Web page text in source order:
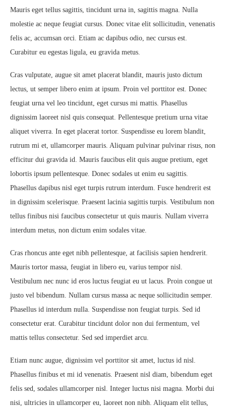
Mauris eget tellus sagittis, tincidunt urna in, sagittis magna. Nulla
molestie ac neque feugiat cursus. Donec vitae elit sollicitudin, venenatis
felis ac, accumsan orci. Etiam ac dapibus odio, nec cursus est.
Curabitur eu egestas ligula, eu gravida metus.
Cras vulputate, augue sit amet placerat blandit, mauris justo dictum
lectus, ut semper libero enim at ipsum. Proin vel porttitor est. Donec
feugiat urna vel leo tincidunt, eget cursus mi mattis. Phasellus
dignissim laoreet nisl quis consequat. Pellentesque pretium urna vitae
aliquet viverra. In eget placerat tortor. Suspendisse eu lorem blandit,
rutrum mi et, ullamcorper mauris. Aliquam pulvinar pulvinar risus, non
efficitur dui gravida id. Mauris faucibus elit quis augue pretium, eget
lobortis ipsum pellentesque. Donec sodales ut enim eu sagittis.
Phasellus dapibus nisl eget turpis rutrum interdum. Fusce hendrerit est
in dignissim scelerisque. Praesent lacinia sagittis turpis. Vestibulum non
tellus finibus nisi faucibus consectetur ut quis mauris. Nullam viverra
interdum metus, non dictum enim sodales vitae.
Cras rhoncus ante eget nibh pellentesque, at facilisis sapien hendrerit.
Mauris tortor massa, feugiat in libero eu, varius tempor nisl.
Vestibulum nec nunc id eros luctus feugiat eu ut lacus. Proin congue ut
justo vel bibendum. Nullam cursus massa ac neque sollicitudin semper.
Phasellus id interdum nulla. Suspendisse non feugiat turpis. Sed id
consectetur erat. Curabitur tincidunt dolor non dui fermentum, vel
mattis tellus consectetur. Sed sed imperdiet arcu.
Etiam nunc augue, dignissim vel porttitor sit amet, luctus id nisl.
Phasellus finibus et mi id venenatis. Praesent nisl diam, bibendum eget
felis sed, sodales ullamcorper nisl. Integer luctus nisi magna. Morbi dui
nisi, ultricies in ullamcorper eu, laoreet non nibh. Aliquam elit tellus,